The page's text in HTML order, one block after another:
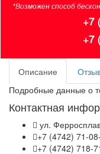
*Возможен способ
+7
+7
Описание
Подробные данные о
Контактная
ул.
+7 (4742) 71-
+7 (4742) 718-